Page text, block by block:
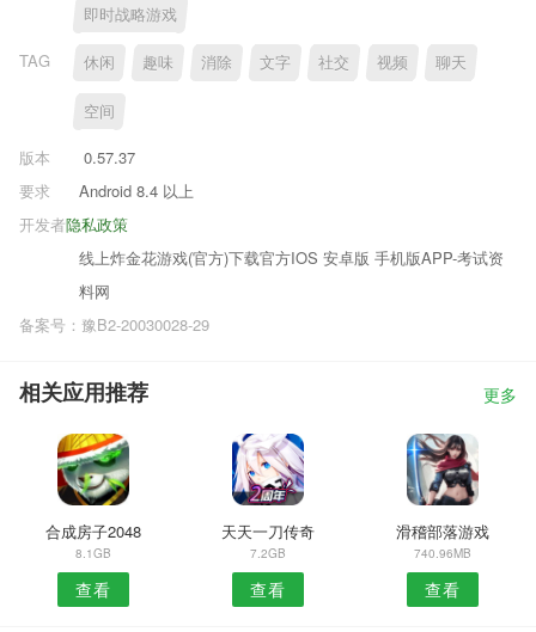
即时战略游戏
TAG 休闲 趣味 消除 文字 社交 视频 聊天
空间
版本
0.57.37
要求
Android 8.4 以上
隐私政策
开发者
线上炸金花游戏(官方)下载官方IOS 安卓版 手机版APP-考试资
料网
备案号：豫B2-20030028-29
相关应用推荐 更多
合成房子2048
8.1GB
查看
天天一刀传奇
7.2GB
查看
滑稽部落游戏
740.96MB
查看